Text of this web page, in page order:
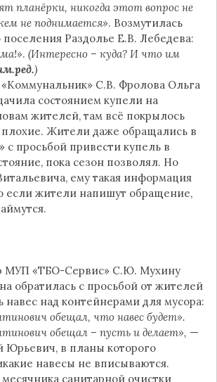
планёрки, никогда этот вопрос не
не поднимается». Возмутилась
поселения Раздолье Е.В. Лебедева:
. (Интересно – куда? И что им
)
С.В. Фролова Ольга
состоянием купели на
жителей, там всё покрылось
Жители даже обращались в
с просьбой привести купель в
пока сезон позволял. Но
ему такая информация
если жители напишут обращение,
МУП «ТБО-Сервис» С.Ю. Мухину
обратилась с просьбой от жителей
навес над контейнерами для мусора:
обещал, что навес будет».
обещал – пусть и делает», —
Юрьевич, в планы которого
навесы не вписываются.
санитарной очистки